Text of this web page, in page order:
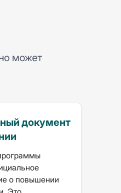
может
документ
о повышении